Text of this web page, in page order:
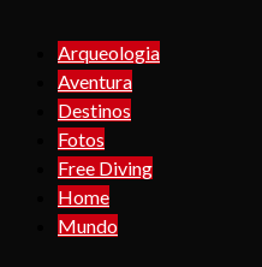
Arqueologia
Aventura
Destinos
Fotos
Free Diving
Home
Mundo